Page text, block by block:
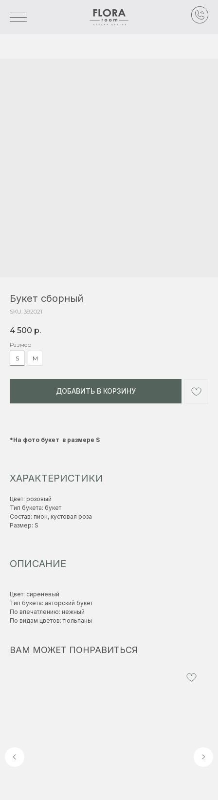
Букет сборный
SKU: 392021
4 500 р.
Размер
S
М
ДОБАВИТЬ В КОРЗИНУ
*На фото букет в размере S
ХАРАКТЕРИСТИКИ
Цвет: розовый
Тип букета: букет
Состав: пион, кустовая роза
Размер: S
ОПИСАНИЕ
Цвет: сиреневый
Тип букета: авторский букет
По впечатлению: нежный
По видам цветов: тюльпаны
ВАМ МОЖЕТ ПОНРАВИТЬСЯ